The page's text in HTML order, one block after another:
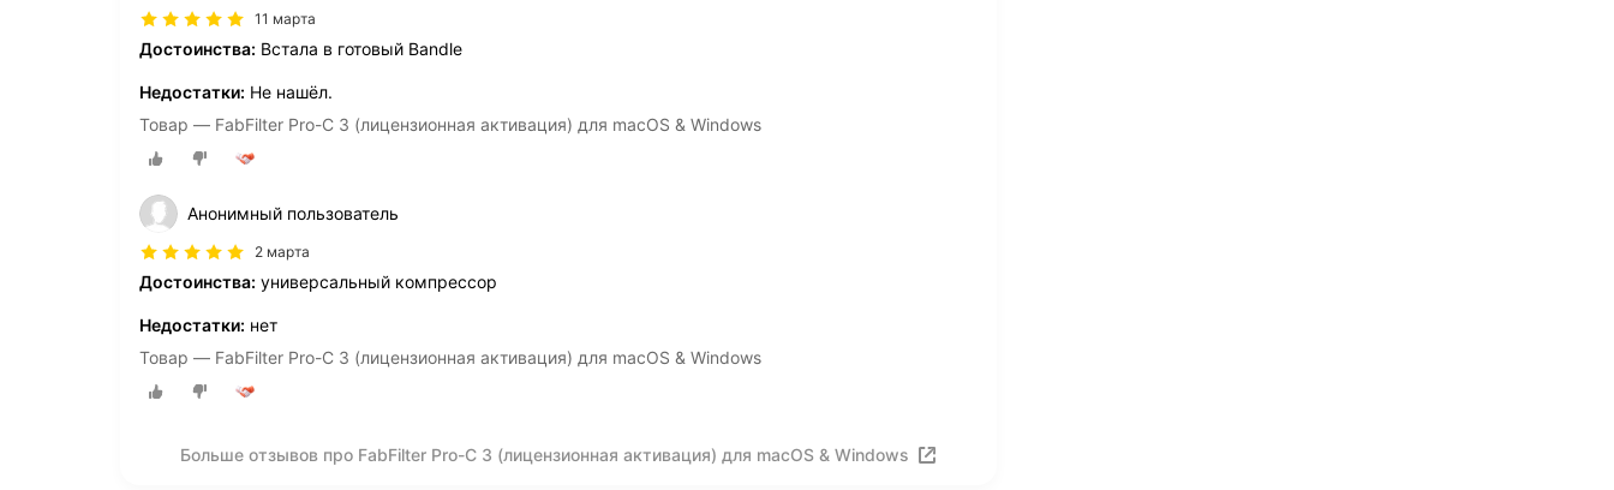
11 марта
Достоинства: Встала в готовый Bandle
Недостатки: Не нашёл.
Товар — FabFilter Pro-C 3 (лицензионная активация) для macOS & Windows
Анонимный пользователь
2 марта
Достоинства: универсальный компрессор
Недостатки: нет
Товар — FabFilter Pro-C 3 (лицензионная активация) для macOS & Windows
Больше отзывов про FabFilter Pro-C 3 (лицензионная активация) для macOS & Windows